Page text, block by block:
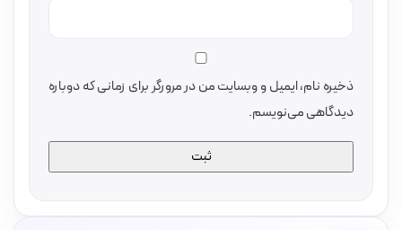
ذخیره نام، ایمیل و وبسایت من در مرورگر برای زمانی که دوباره
دیدگاهی می‌نویسم.